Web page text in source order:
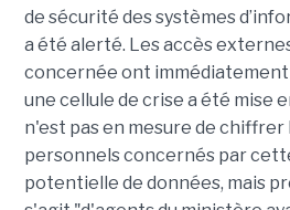
de sécurité des systèmes
a été alerté. Les accès
concernée ont
une cellule de crise a été mise
n'est pas en mesure de chiffrer
personnels concernés par
potentielle de données, mais